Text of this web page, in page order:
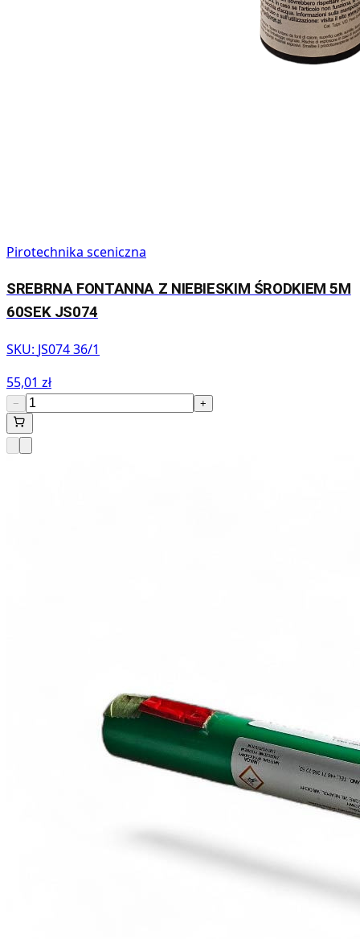
Pirotechnika sceniczna
SREBRNA FONTANNA Z NIEBIESKIM ŚRODKIEM 5M
60SEK JS074
SKU: JS074 36/1
55,01 zł
− +